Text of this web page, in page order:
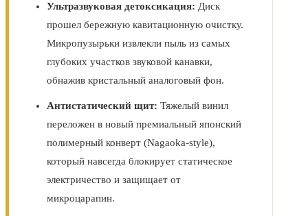
Ультразвуковая детоксикация: Диск
прошел бережную кавитационную очистку.
Микропузырьки извлекли пыль из самых
глубоких участков звуковой канавки,
обнажив кристальный аналоговый фон.
Антистатический щит: Тяжелый винил
переложен в новый премиальный японский
полимерный конверт (Nagaoka-style),
который навсегда блокирует статическое
электричество и защищает от
микроцарапин.